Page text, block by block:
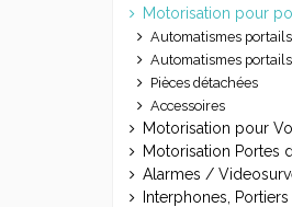
Motorisation pour
Automatismes
Automatismes
Pièces détachées
Accessoires
Motorisation pour
Motorisation Portes
Alarmes /
Interphones,